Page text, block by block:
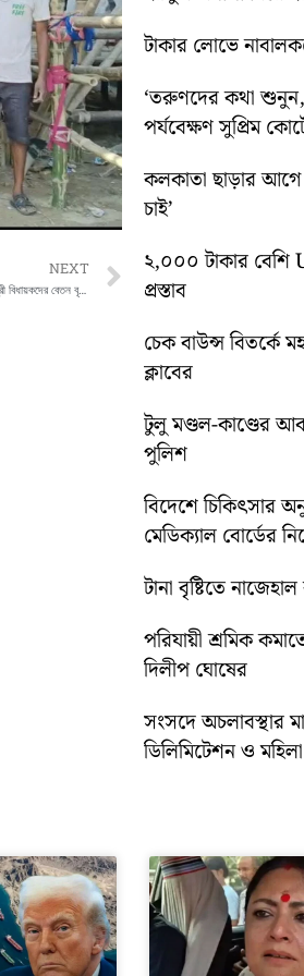
NEXT
রাজ্যপালের সিদ্ধান্তে পুজোর আগে হলো না মন্ত্রী বিধায়কদের বেতন বৃদ্ধির বিল পাশ Next
টাকার লোভে
‘তরুণদের কথা শুনুন,
পর্যবেক্ষণ সুপ্রিম
কলকাতা ছাড়ার
চাই’
২,০০০ টাকার বেশি
প্রস্তাব
চেক বাউন্স বিতর্কে
ক্লাবের
টুলু মণ্ডল-কাণ্ডের
পুলিশ
বিদেশে চিকিৎসার
মেডিক্যাল বোর্ডের
টানা বৃষ্টিতে
পরিযায়ী শ্রমিক
দিলীপ ঘোষের
সংসদে অচলাবস্থার
ডিলিমিটেশন ও